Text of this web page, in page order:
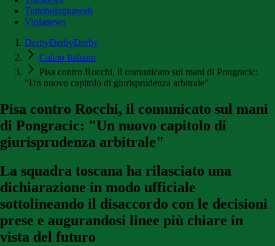
Tuttobolognaweb
Violanews
DerbyDerbyDerby
Calcio Italiano
Pisa contro Rocchi, il comunicato sul mani di Pongracic:
"Un nuovo capitolo di giurisprudenza arbitrale"
Pisa contro Rocchi, il comunicato sul mani
di Pongracic: "Un nuovo capitolo di
giurisprudenza arbitrale"
La squadra toscana ha rilasciato una
dichiarazione in modo ufficiale
sottolineando il disaccordo con le decisioni
prese e augurandosi linee più chiare in
vista del futuro